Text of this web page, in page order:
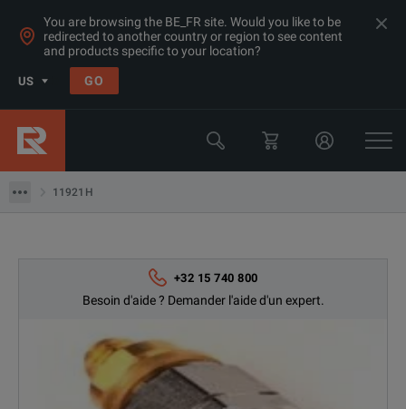
You are browsing the BE_FR site. Would you like to be
redirected to another country or region to see content
and products specific to your location?
US GO
11921H
Produits
Keysight Technologies
11921H
+32 15 740 800
Besoin d'aide ? Demander l'aide d'un expert.